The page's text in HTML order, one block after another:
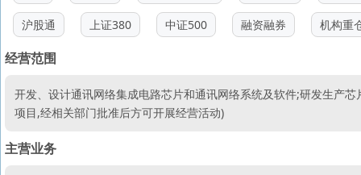
沪股通 上证380 中证500 融资融券 机构重
经营范围
开发、设计通讯网络集成电路芯片和通讯网络系统及软件;研发生产
项目,经相关部门批准后方可开展经营活动)
主营业务